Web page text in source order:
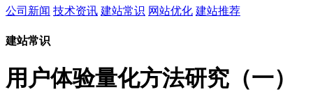
公司新闻 技术资讯 建站常识 网站优化 建站推荐
建站常识
用户体验量化方法研究（一）